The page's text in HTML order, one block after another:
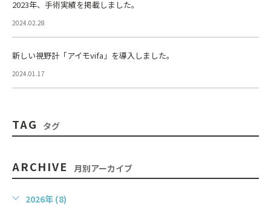
2023年、手術実績を掲載しました。
2024.02.28
新しい視野計「アイモvifa」を導入しました。
2024.01.17
TAG タグ
ARCHIVE 月別アーカイブ
2026年 (8)